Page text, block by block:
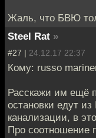
Жаль, что БВЮ
Steel Rat »
#27 | 24.12.17 22:37
Кому: russo
Расскажи им ещё
остановки едут
канализации, в
Про соотношение